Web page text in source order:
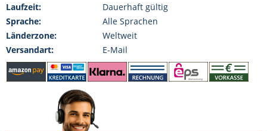
Laufzeit:
Dauerhaft gültig
Sprache:
Alle Sprachen
Länderzone:
Weltweit
Versandart:
E-Mail